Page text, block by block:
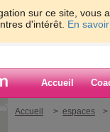
sur ce site, vous
d'intérêt. En
Accueil
Accueil > espaces >